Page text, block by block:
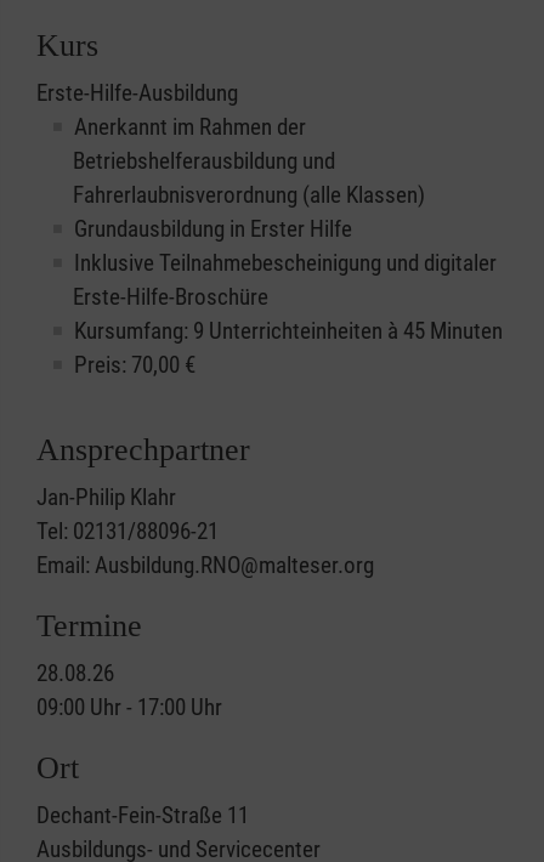
Kurs
Erste-Hilfe-Ausbildung
Anerkannt im Rahmen der
Betriebshelferausbildung und
Fahrerlaubnisverordnung (alle Klassen)
Grundausbildung in Erster Hilfe
Inklusive Teilnahmebescheinigung und digitaler
Erste-Hilfe-Broschüre
Kursumfang: 9 Unterrichteinheiten à 45 Minuten
Preis: 70,00 €
Ansprechpartner
Jan-Philip Klahr
Tel: 02131/88096-21
Email: Ausbildung.RNO@malteser.org
Termine
28.08.26
09:00 Uhr - 17:00 Uhr
Ort
Dechant-Fein-Straße 11
Ausbildungs- und Servicecenter